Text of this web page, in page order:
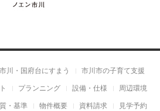
市川・国府台にすまう 市川市の子育て支援
プランニング 設備・仕様 周辺環境
・基準 物件概要 資料請求 見学予約